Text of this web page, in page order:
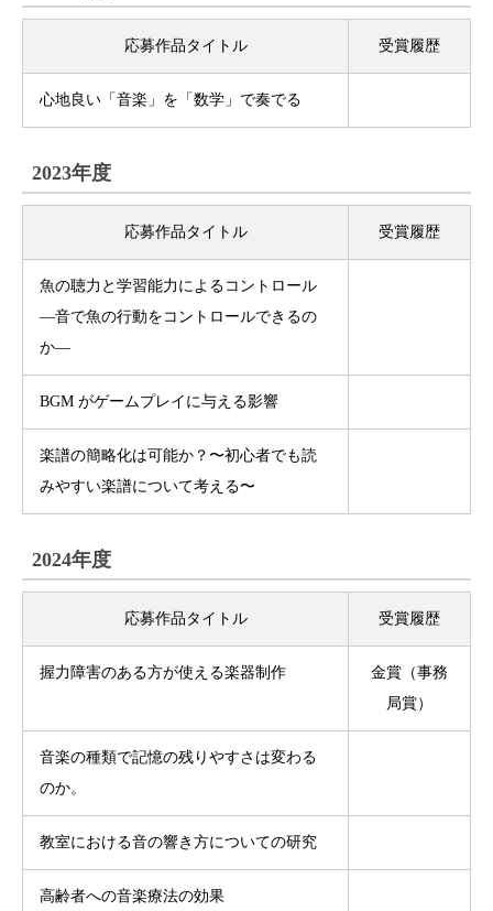
応募作品タイトル 受賞履歴
心地良い「音楽」を「数学」で奏でる
2023年度
応募作品タイトル 受賞履歴
魚の聴力と学習能力によるコントロール
―音で魚の行動をコントロールできるの
か―
BGM がゲームプレイに与える影響
楽譜の簡略化は可能か？〜初心者でも読
みやすい楽譜について考える〜
2024年度
応募作品タイトル 受賞履歴
握力障害のある方が使える楽器制作
金賞（事務
局賞）
音楽の種類で記憶の残りやすさは変わる
のか。
教室における音の響き方についての研究
高齢者への音楽療法の効果